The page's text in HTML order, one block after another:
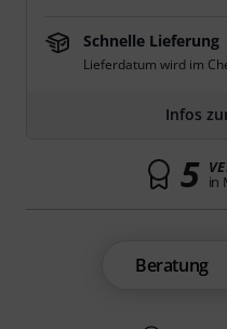
Schnelle Lieferung
Lieferdatum wird im
Infos
5 in
Beratung